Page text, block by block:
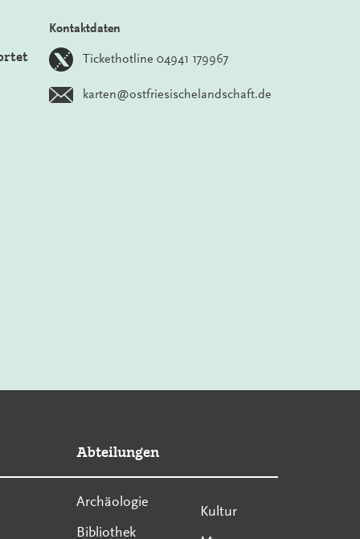
Kontaktdaten
Tickethotline 04941 179967
karten@ostfriesischelandschaft.de
Abteilungen
Archäologie
Bibliothek
Kultur